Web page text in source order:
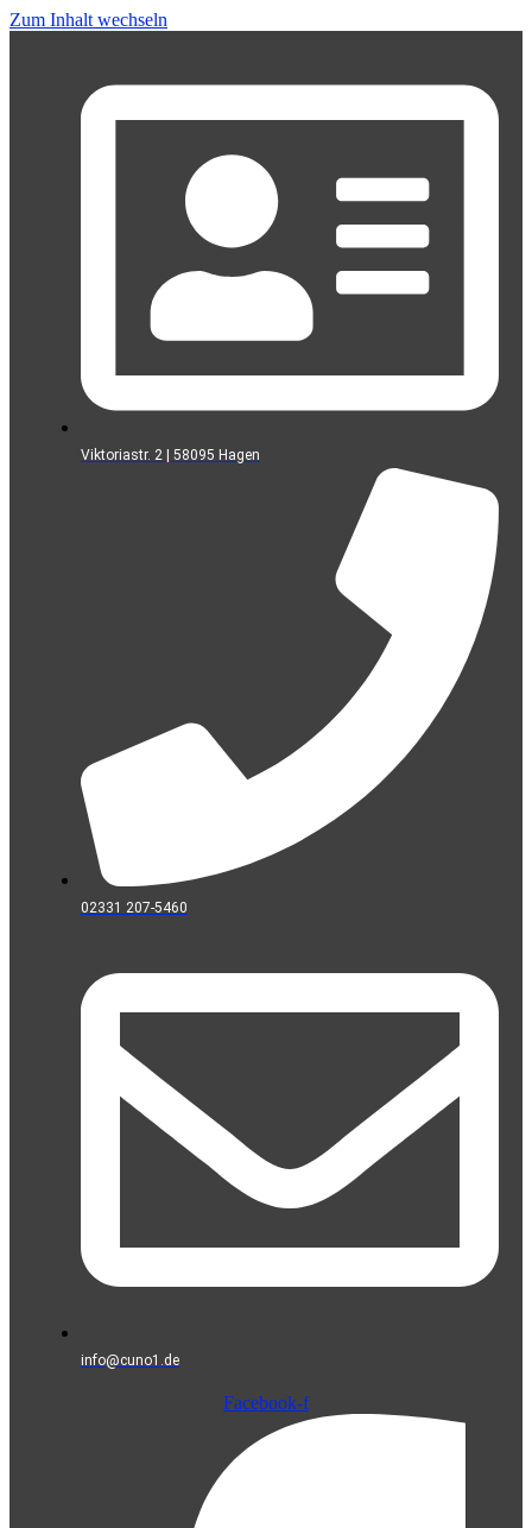
Zum Inhalt wechseln
Viktoriastr. 2 | 58095 Hagen
02331 207-5460
info@cuno1.de
Facebook-f